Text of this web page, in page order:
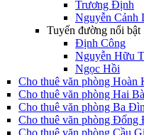
Trương Định
Nguyễn Cảnh
Tuyến đường nổi bật
Định Công
Nguyễn Hữu
Ngọc Hồi
Cho thuê văn phòng Hoàn
Cho thuê văn phòng Hai
Cho thuê văn phòng Ba
Cho thuê văn phòng Đống
Cho thuê văn phòng Cầu